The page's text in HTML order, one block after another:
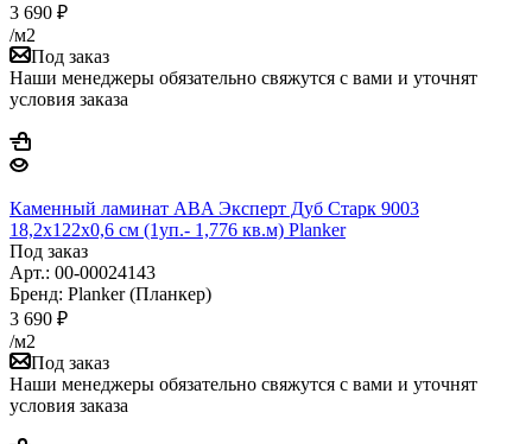
3 690 ₽
/м2
Под заказ
Наши менеджеры обязательно свяжутся с вами и уточнят
условия заказа
Каменный ламинат ABA Эксперт Дуб Старк 9003
18,2x122x0,6 см (1уп.- 1,776 кв.м) Planker
Под заказ
Арт.: 00-00024143
Бренд: Planker (Планкер)
3 690 ₽
/м2
Под заказ
Наши менеджеры обязательно свяжутся с вами и уточнят
условия заказа